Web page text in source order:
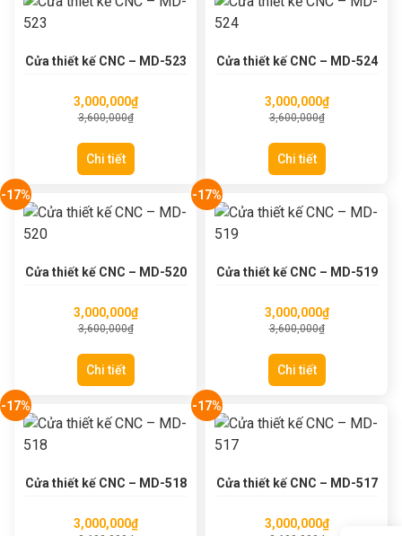
Cửa thiết kế CNC – MD-523
3,000,000₫
3,600,000₫
Chi tiết
Cửa thiết kế CNC – MD-524
3,000,000₫
3,600,000₫
Chi tiết
-17%
Cửa thiết kế CNC – MD-520
3,000,000₫
3,600,000₫
Chi tiết
-17%
Cửa thiết kế CNC – MD-519
3,000,000₫
3,600,000₫
Chi tiết
-17%
Cửa thiết kế CNC – MD-518
3,000,000₫
-17%
Cửa thiết kế CNC – MD-517
3,000,000₫